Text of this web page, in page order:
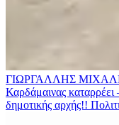
ΓΙΩΡΓΑΛΛΗΣ
Καρδάμαινας καταρρέει
δημοτικής αρχής!!